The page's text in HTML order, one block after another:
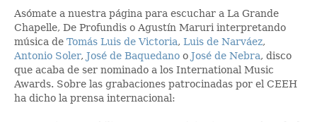
Asómate a nuestra página para escuchar a La Grande
Chapelle, De Profundis o Agustín Maruri interpretando
música de Tomás Luis de Victoria, Luis de Narváez,
Antonio Soler, José de Baquedano o José de Nebra, disco
que acaba de ser nominado a los International Music
Awards. Sobre las grabaciones patrocinadas por el CEEH
ha dicho la prensa internacional: